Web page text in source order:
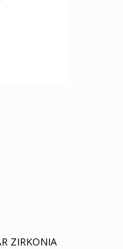
ZIRKONIA